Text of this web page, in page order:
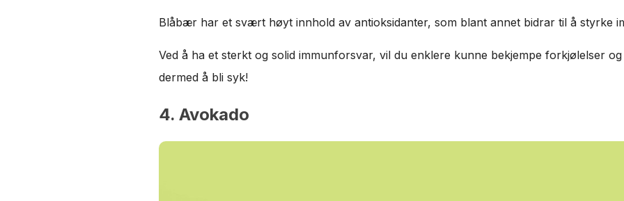
Blåbær har et svært høyt innhold av antioksidanter, som blant annet bidrar til å styrke
Ved å ha et sterkt og solid immunforsvar, vil du enklere kunne bekjempe forkjølelser
dermed å bli syk!
4. Avokado